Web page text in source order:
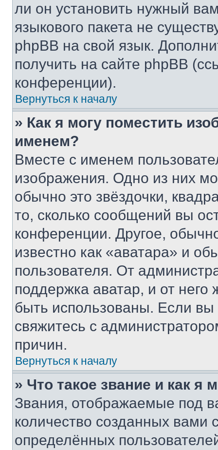
ли он установить нужный
языкового пакета не
phpBB на свой язык.
получить на сайте phpBB
конференции).
Вернуться к началу
» Как я могу поместить
именем?
Вместе с именем
изображения. Одно из них
обычно это звёздочки,
то, сколько сообщений вы
конференции. Другое,
известно как «аватара» и
пользователя. От
поддержка аватар, и от него
быть использованы. Если
свяжитесь с
причин.
Вернуться к началу
» Что такое звание и как я
Звания, отображаемые под
количество созданных
определённых